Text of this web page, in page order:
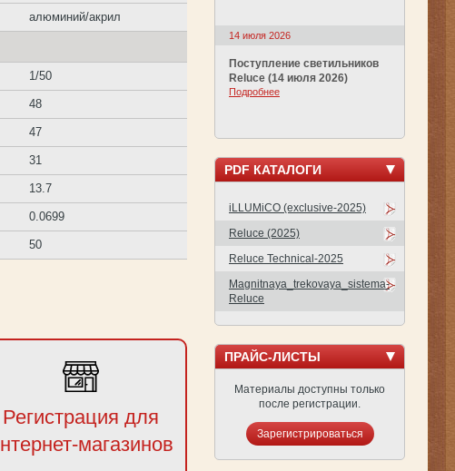
алюминий/акрил
1/50
48
47
31
13.7
0.0699
50
Регистрация для
магазинов
14 июля 2026
Поступление светильников
Reluce (14 июля 2026)
Подробнее
PDF КАТАЛОГИ
iLLUMiCO (exclusive-2025)
Reluce (2025)
Reluce Technical-2025
Magnitnaya_trekovaya_sistema-
Reluce
ПРАЙС-ЛИСТЫ
Материалы доступны только
после регистрации.
Зарегистрироваться